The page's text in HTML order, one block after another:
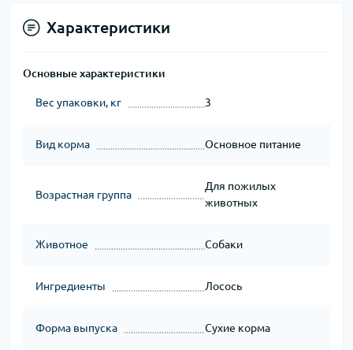
Характеристики
Основные характеристики
Вес упаковки, кг 3
Вид корма Основное питание
Возрастная группа
Для пожилых
животных
Животное Собаки
Ингредиенты Лосось
Форма выпуска Сухие корма